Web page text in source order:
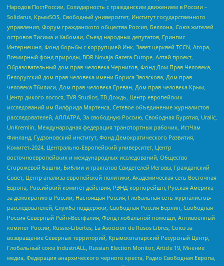
Народов ПостРоссии, Солидарность с гражданским движением в России –
Solidarus, КрымSOS, Свободный университет, Институт государственного
управления, Форум гражданского общества Россия, Беллона, Союз жителей
островов Тисима и Хабомаи, Съезд народных депутатов, Гринпис
Интернешнл, Фонд борьбы с коррупцией Инк, Завет церквей TCCN, Агора,
Всемирный фонд природы, BDR Novaja Gazeta-Europe, Алтай проект,
Образовательный дом прав человека Чернигов, Фонд Дом Прав Человека,
Белорусский дом прав человека имени Бориса Звозскова, Дом прав
человека Тбилиси, Дом прав человека Ереван, Дом прав человека Крым,
Центр дикого лосося, TVR Studios, ТВ Дождь, Центр европейских
исследований им Вилфрида Мартенса, Сетевое объединение журналистов
расследователей, АЛЛАТРА, За свободную Россию, Свободная Бурятия, Uralic,
UnKremlin, Международная федерация транспортных рабочих, ИстЧам
Финланд, Гудзоновский институт, Фонд Демократического Развития,
Комитет-2024, Центрально-Европейский университет, Центр
восточноевропейских и международных исследований, Общество
Сторожевой башни, Библии и трактатов Свидетелей Иеговы, Гражданский
Совет, Центр анализа европейской политики, Академическая сеть Восточная
Европа, Российский комитет действия, РЭНД корпорейшн, Русская Америка
за демократию в России, Настоящая Россия, Глобальная сеть журналистов-
расследователей, Служба поддержки, Свободная Россия Берлин, Свободная
Россия Северный Рейн-Вестфалия, Фонд глобальной помощи, Антивоенный
комитет России, Russie-Libertes, La Asocicion de Rusos Libres, Союз за
возвращение Северных территорий, Крымскотатарский Ресурсный Центр,
Глобальный союз IndustriALL, Russian Election Monitor, Article 19, Мнение
медиа, Федерация анархического черного креста, Радио Свободная Европа,